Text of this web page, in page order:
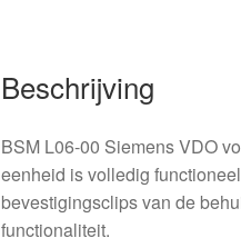
Beschrijving
BSM L06-00 Siemens VDO
eenheid is volledig
bevestigingsclips van de
functionaliteit.